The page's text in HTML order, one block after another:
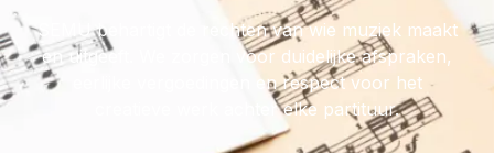
SEMU behartigt de rechten van wie muziek maakt
en uitgeeft. We zorgen voor duidelijke afspraken,
eerlijke vergoedingen en respect voor het
creatieve werk achter elke partituur.